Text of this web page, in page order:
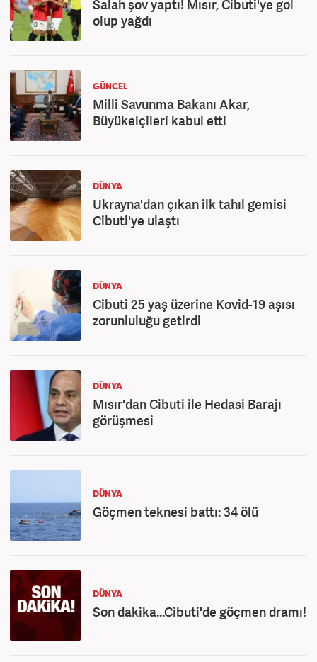
Salah şov yaptı! Mısır, Cibuti'ye gol
olup yağdı
GÜNCEL
Milli Savunma Bakanı Akar,
Büyükelçileri kabul etti
DÜNYA
Ukrayna'dan çıkan ilk tahıl gemisi
Cibuti'ye ulaştı
DÜNYA
Cibuti 25 yaş üzerine Kovid-19 aşısı
zorunluluğu getirdi
DÜNYA
Mısır'dan Cibuti ile Hedasi Barajı
görüşmesi
DÜNYA
Göçmen teknesi battı: 34 ölü
DÜNYA
Son dakika...Cibuti'de göçmen dramı!